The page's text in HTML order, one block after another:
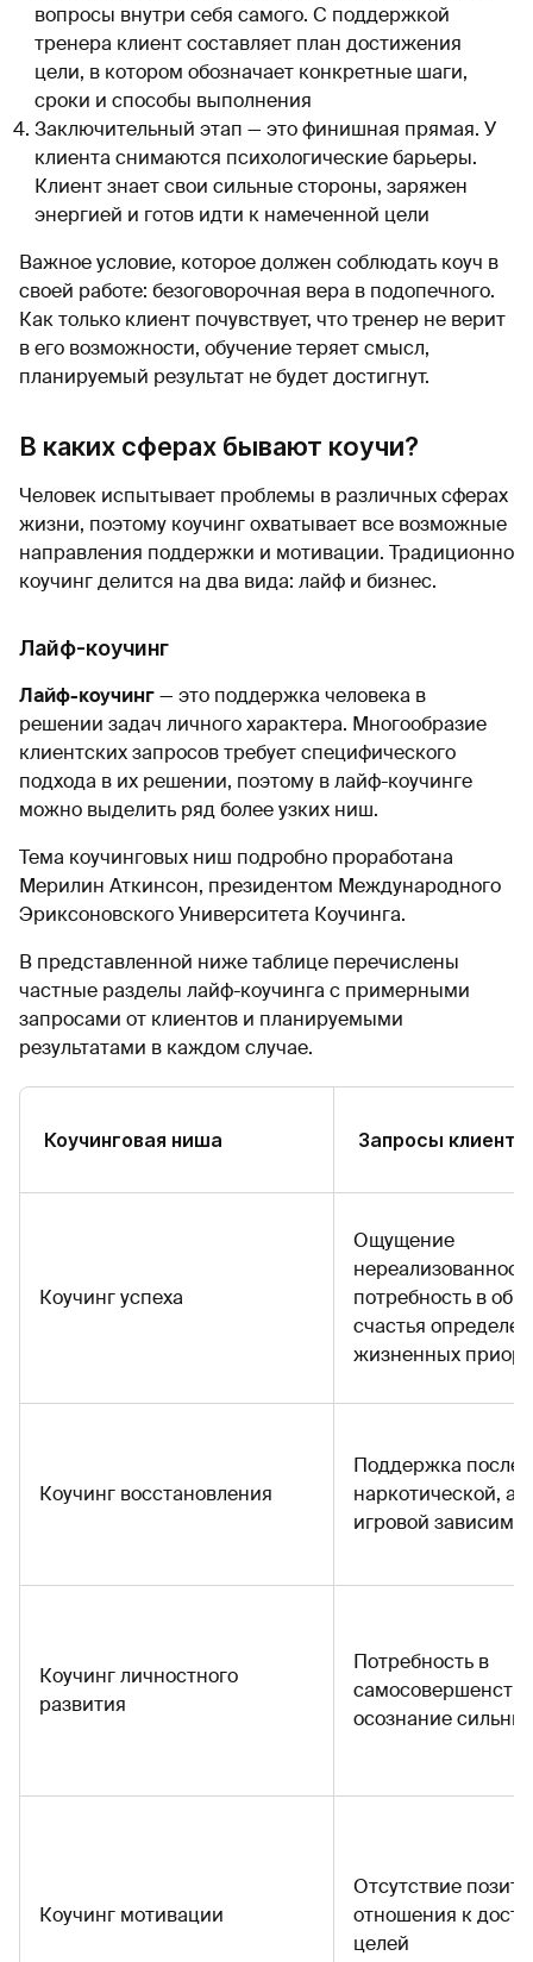
вопросы внутри себя самого. С поддержкой
тренера клиент составляет план достижения
цели, в котором обозначает конкретные шаги,
сроки и способы выполнения
Заключительный этап — это финишная прямая. У
клиента снимаются психологические барьеры.
Клиент знает свои сильные стороны, заряжен
энергией и готов идти к намеченной цели
Важное условие, которое должен соблюдать коуч в
своей работе: безоговорочная вера в подопечного.
Как только клиент почувствует, что тренер не верит
в его возможности, обучение теряет смысл,
планируемый результат не будет достигнут.
В каких сферах бывают коучи?
Человек испытывает проблемы в различных сферах
жизни, поэтому коучинг охватывает все возможные
направления поддержки и мотивации. Традиционно
коучинг делится на два вида: лайф и бизнес.
Лайф-коучинг
Лайф-коучинг— это поддержка человека в
решении задач личного характера. Многообразие
клиентских запросов требует специфического
подхода в их решении, поэтому в лайф-коучинге
можно выделить ряд более узких ниш.
Тема коучинговых ниш подробно проработана
Мерилин Аткинсон, президентом Международного
Эриксоновского Университета Коучинга.
В представленной ниже таблице перечислены
частные разделы лайф-коучинга с примерными
запросами от клиентов и планируемыми
результатами в каждом случае.
Коучинговая ниша Запросы
Коучинг успеха
Ощущение
потребность в
счастья
жизненных
Коучинг восстановления
Поддержка после
наркотической,
игровой
Коучинг личностного
развития
Потребность в
осознание
Коучинг мотивации
Отсутствие
отношения к
целей